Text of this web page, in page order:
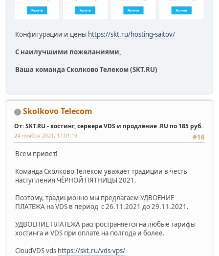
Конфигурации и цены https://skt.ru/hosting-saitov/
С наилучшими пожеланиями,
Ваша команда Сколково Телеком (SKT.RU)
Skolkovo Telecom
От: SKT.RU - хостинг, сервера VDS и продление .RU по 185 руб.
#16
24 ноября 2021, 17:01:19
Всем привет!
Команда Сколково Телеком уважает традиции в честь
наступления ЧЁРНОЙ ПЯТНИЦЫ 2021.
Поэтому, традиционно мы предлагаем УДВОЕНИЕ
ПЛАТЕЖА на VDS в период с 26.11.2021 до 29.11.2021.
УДВОЕНИЕ ПЛАТЕЖА распространяется на любые тарифы
хостинга и VDS при оплате на полгода и более.
CloudVDS vds https://skt.ru/vds-vps/